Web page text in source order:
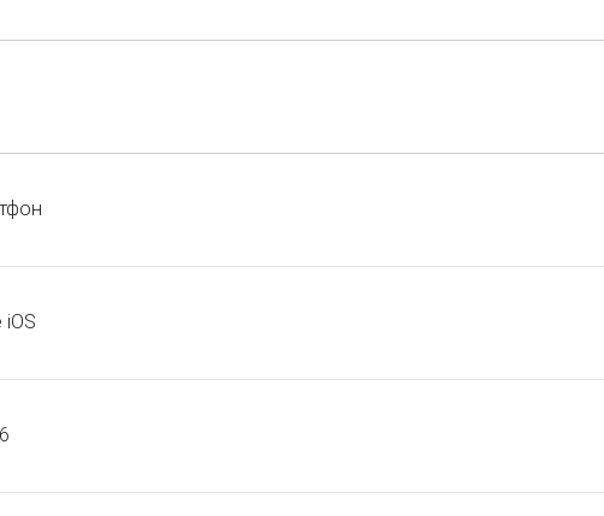
iOS